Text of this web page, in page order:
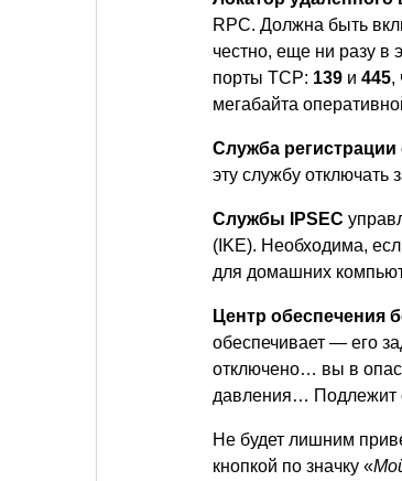
RPC. Должна быть
честно, еще ни разу в
порты TCP: 139 и 445,
мегабайта
Служба
эту службу
Службы IPSEC
(IKE). Необходима,
для домашних
Центр обеспечения
обеспечивает — его
отключено… вы в
давления… Подлежит
Не будет лишним
кнопкой по значку «